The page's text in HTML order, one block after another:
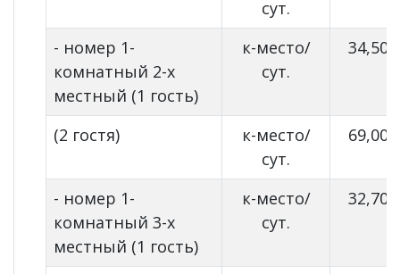
сут.
- номер 1-
комнатный 2-х
местный (1 гость)
к-место/
сут.
34,50
(2 гостя)
к-место/
сут.
69,00
- номер 1-
комнатный 3-х
местный (1 гость)
к-место/
сут.
32,70